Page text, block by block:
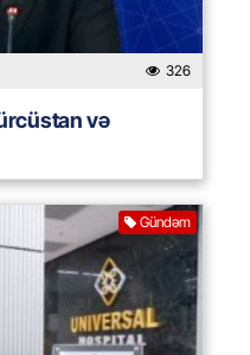
326
və
Gündəm